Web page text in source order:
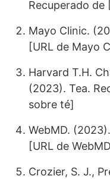
Recuperado de
Mayo Clinic.
[URL de Mayo
Harvard T.H.
(2023). Tea.
sobre té]
WebMD.
[URL de
Crozier, S. J.,